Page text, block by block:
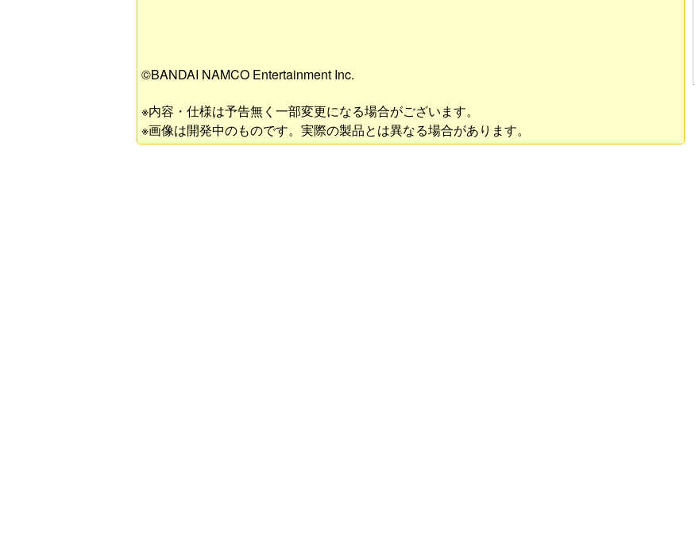
©BANDAI NAMCO Entertainment Inc.
※内容・仕様は予告無く一部変更になる場合がございます。
※画像は開発中のものです。実際の製品とは異なる場合があります。